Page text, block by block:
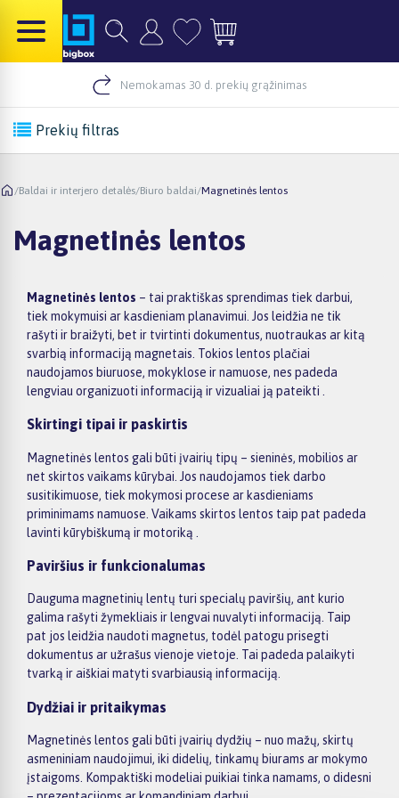
Nemokamas 30 d. prekių grąžinimas
Prekių filtras
/Baldai ir interjero detalės/Biuro baldai/Magnetinės lentos
Magnetinės lentos
Magnetinės lentos – tai praktiškas sprendimas tiek darbui,
tiek mokymuisi ar kasdieniam planavimui. Jos leidžia ne tik
rašyti ir braižyti, bet ir tvirtinti dokumentus, nuotraukas ar kitą
svarbią informaciją magnetais. Tokios lentos plačiai
naudojamos biuruose, mokyklose ir namuose, nes padeda
lengviau organizuoti informaciją ir vizualiai ją pateikti .
Skirtingi tipai ir paskirtis
Magnetinės lentos gali būti įvairių tipų – sieninės, mobilios ar
net skirtos vaikams kūrybai. Jos naudojamos tiek darbo
susitikimuose, tiek mokymosi procese ar kasdieniams
priminimams namuose. Vaikams skirtos lentos taip pat padeda
lavinti kūrybiškumą ir motoriką .
Paviršius ir funkcionalumas
Dauguma magnetinių lentų turi specialų paviršių, ant kurio
galima rašyti žymekliais ir lengvai nuvalyti informaciją. Taip
pat jos leidžia naudoti magnetus, todėl patogu prisegti
dokumentus ar užrašus vienoje vietoje. Tai padeda palaikyti
tvarką ir aiškiai matyti svarbiausią informaciją.
Dydžiai ir pritaikymas
Magnetinės lentos gali būti įvairių dydžių – nuo mažų, skirtų
asmeniniam naudojimui, iki didelių, tinkamų biurams ar mokymo
įstaigoms. Kompaktiški modeliai puikiai tinka namams, o didesni